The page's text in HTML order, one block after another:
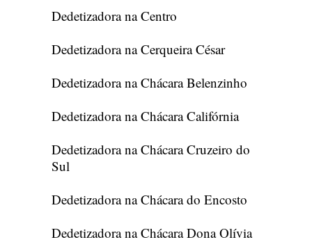
Dedetizadora na Centro
Dedetizadora na Cerqueira César
Dedetizadora na Chácara Belenzinho
Dedetizadora na Chácara Califórnia
Dedetizadora na Chácara Cruzeiro do
Sul
Dedetizadora na Chácara do Encosto
Dedetizadora na Chácara Dona Olívia